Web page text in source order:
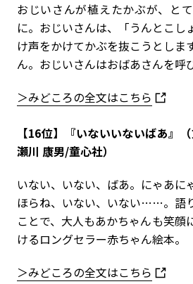
おじいさんが植えたかぶが、と
に。おじいさんは、「うんとこし
け声をかけてかぶを抜こうとしま
ん。おじいさんはおばあさんを呼
＞みどころの全文はこちら
【16位】『いないいないばあ』
瀬川 康男/童心社）
いない、いない、ばあ。にゃあに
ほらね、いない、いない……。語
ことで、大人もあかちゃんも笑顔
けるロングセラー赤ちゃん絵本。
＞みどころの全文はこちら